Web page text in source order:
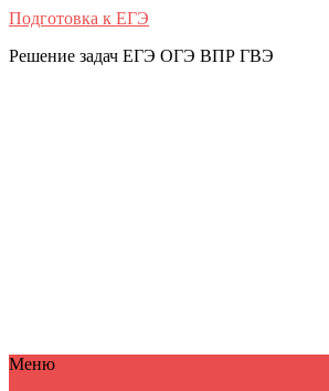
Подготовка к ЕГЭ
Решение задач ЕГЭ ОГЭ ВПР ГВЭ
Меню